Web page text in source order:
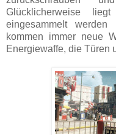
Glücklicherweise
eingesammelt
kommen immer neue
Energiewaffe, die Türen